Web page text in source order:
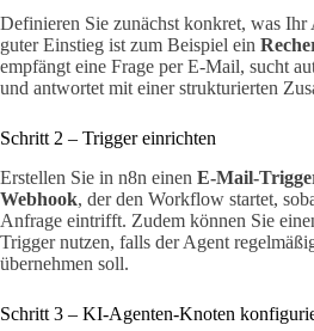
Definieren Sie zunächst konkret, was
guter Einstieg ist zum Beispiel ein
empfängt eine Frage per E-Mail, sucht
und antwortet mit einer strukturierten
Schritt 2 – Trigger einrichten
Erstellen Sie in n8n einen E-Mail-
Webhook, der den Workflow startet,
Anfrage eintrifft. Zudem können Sie
Trigger nutzen, falls der Agent
übernehmen soll.
Schritt 3 – KI-Agenten-Knoten